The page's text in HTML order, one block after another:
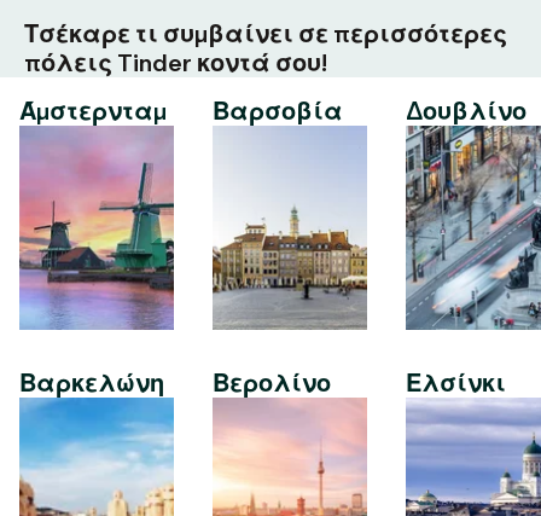
Τσέκαρε τι συμβαίνει σε περισσότερες
πόλεις Tinder κοντά σου!
Άμστερνταμ
Βαρκελώνη
Βαρσοβία
Βερολίνο
Δουβλίνο
Ελσίνκι